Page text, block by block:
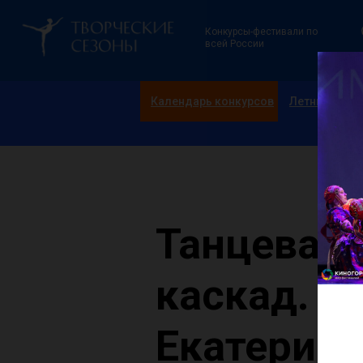
Конкурсы-фестивали по
всей России
Календарь конкурсов
Летние
каскад.